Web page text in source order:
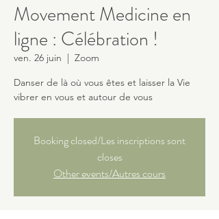
Movement Medicine en
ligne : Célébration !
ven. 26 juin
  |
Zoom
Danser de là où vous êtes et laisser la Vie
vibrer en vous et autour de vous
Booking closed/Les inscriptions sont
closes
Other events/Autres cours